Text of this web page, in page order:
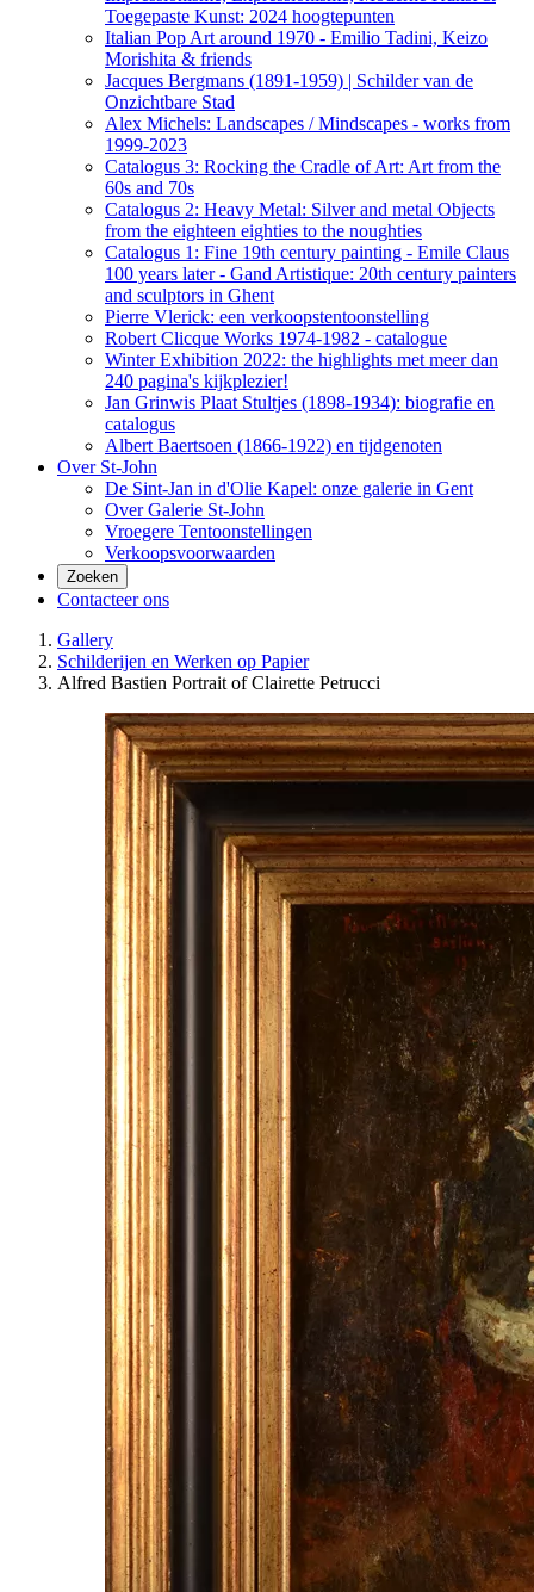
Toegepaste Kunst: 2024 hoogtepunten
Italian Pop Art around 1970 - Emilio Tadini, Keizo
Morishita & friends
Jacques Bergmans (1891-1959) | Schilder van de
Onzichtbare Stad
Alex Michels: Landscapes / Mindscapes - works from
1999-2023
Catalogus 3: Rocking the Cradle of Art: Art from the
60s and 70s
Catalogus 2: Heavy Metal: Silver and metal Objects
from the eighteen eighties to the noughties
Catalogus 1: Fine 19th century painting - Emile Claus
100 years later - Gand Artistique: 20th century painters
and sculptors in Ghent
Pierre Vlerick: een verkoopstentoonstelling
Robert Clicque Works 1974-1982 - catalogue
Winter Exhibition 2022: the highlights met meer dan
240 pagina's kijkplezier!
Jan Grinwis Plaat Stultjes (1898-1934): biografie en
catalogus
Albert Baertsoen (1866-1922) en tijdgenoten
Over St-John
De Sint-Jan in d'Olie Kapel: onze galerie in Gent
Over Galerie St-John
Vroegere Tentoonstellingen
Verkoopsvoorwaarden
Zoeken
Contacteer ons
Gallery
Schilderijen en Werken op Papier
Alfred Bastien Portrait of Clairette Petrucci